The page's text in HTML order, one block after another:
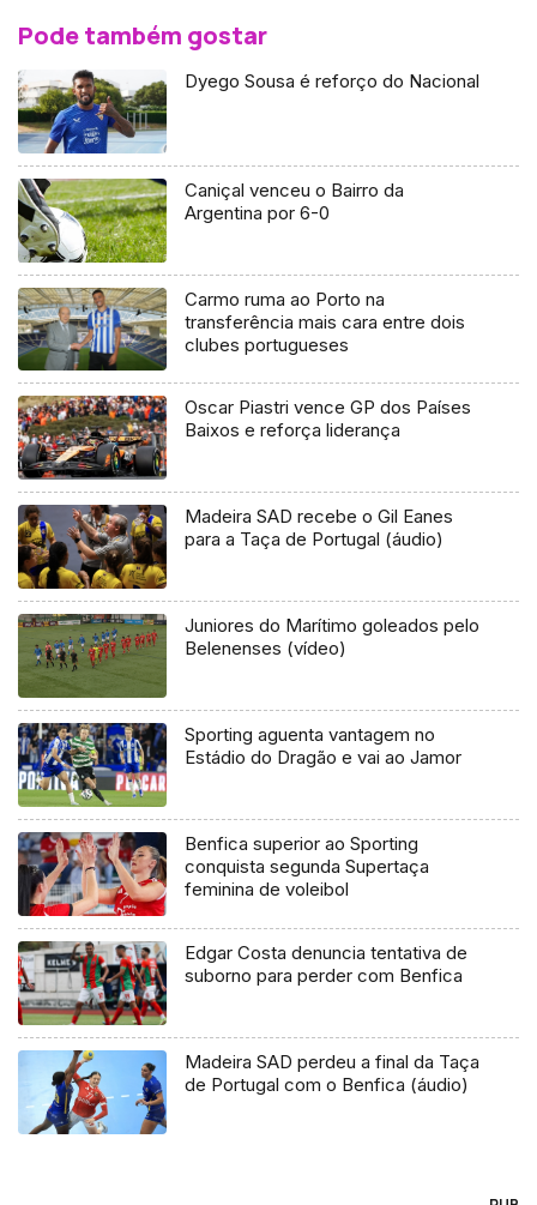
Pode também gostar
Dyego Sousa é reforço do Nacional
Caniçal venceu o Bairro da
Argentina por 6-0
Carmo ruma ao Porto na
transferência mais cara entre dois
clubes portugueses
Oscar Piastri vence GP dos Países
Baixos e reforça liderança
Madeira SAD recebe o Gil Eanes
para a Taça de Portugal (áudio)
Juniores do Marítimo goleados pelo
Belenenses (vídeo)
Sporting aguenta vantagem no
Estádio do Dragão e vai ao Jamor
Benfica superior ao Sporting
conquista segunda Supertaça
feminina de voleibol
Edgar Costa denuncia tentativa de
suborno para perder com Benfica
Madeira SAD perdeu a final da Taça
de Portugal com o Benfica (áudio)